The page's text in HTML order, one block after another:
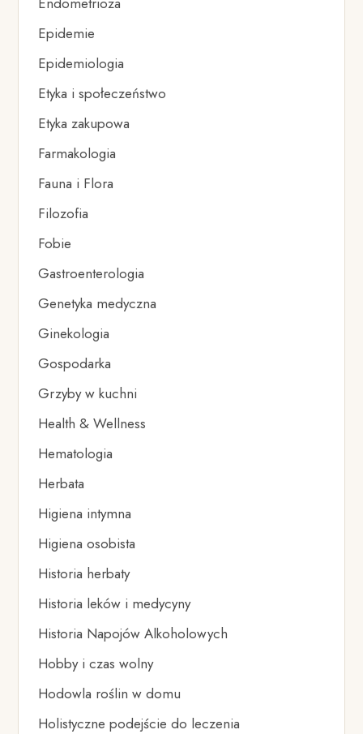
Epidemie
Epidemiologia
Etyka i społeczeństwo
Etyka zakupowa
Farmakologia
Fauna i Flora
Filozofia
Fobie
Gastroenterologia
Genetyka medyczna
Ginekologia
Gospodarka
Grzyby w kuchni
Health & Wellness
Hematologia
Herbata
Higiena intymna
Higiena osobista
Historia herbaty
Historia leków i medycyny
Historia Napojów Alkoholowych
Hobby i czas wolny
Hodowla roślin w domu
Holistyczne podejście do leczenia